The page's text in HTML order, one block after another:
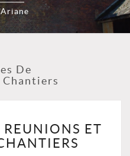
De
Chantiers
REUNIONS ET